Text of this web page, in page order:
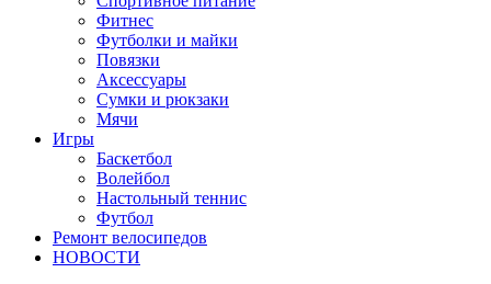
Фитнес
Футболки и майки
Повязки
Аксессуары
Сумки и рюкзаки
Мячи
Игры
Баскетбол
Волейбол
Настольный теннис
Футбол
Ремонт велосипедов
НОВОСТИ